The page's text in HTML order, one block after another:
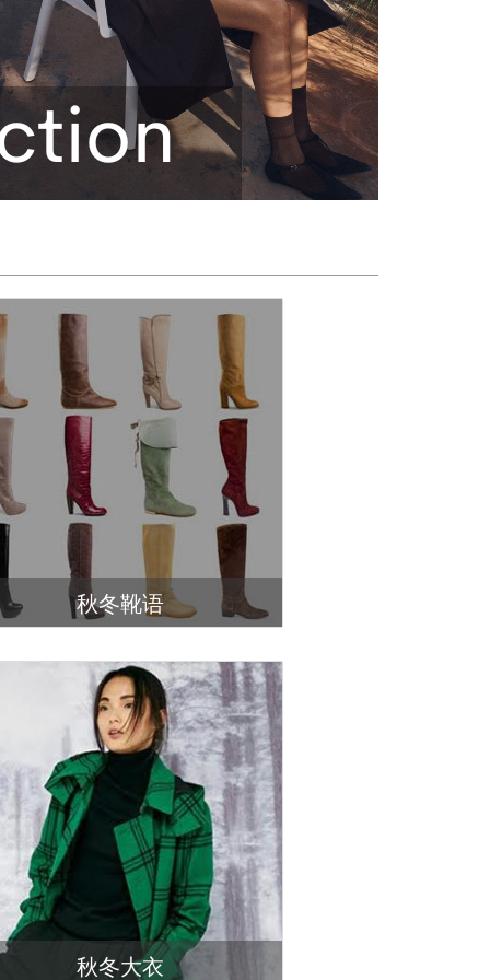
秋冬靴语
秋冬大衣